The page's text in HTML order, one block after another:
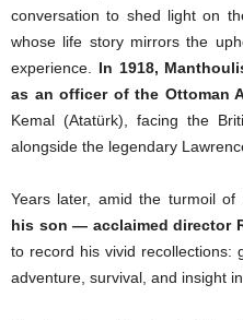
conversation to shed light on
whose life story mirrors the
experience. In 1918,
as an officer of the Ottoman
Kemal (Atatürk), facing the
alongside the legendary
Years later, amid the turmoil
his son — acclaimed director
to record his vivid recollections:
adventure, survival, and insight